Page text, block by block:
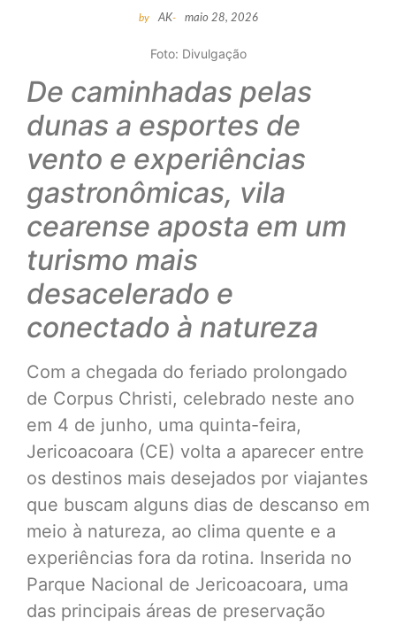
by AK- maio 28, 2026
Foto: Divulgação
De caminhadas pelas
dunas a esportes de
vento e experiências
gastronômicas, vila
cearense aposta em um
turismo mais
desacelerado e
conectado à natureza
Com a chegada do feriado prolongado
de Corpus Christi, celebrado neste ano
em 4 de junho, uma quinta-feira,
Jericoacoara (CE) volta a aparecer entre
os destinos mais desejados por viajantes
que buscam alguns dias de descanso em
meio à natureza, ao clima quente e a
experiências fora da rotina. Inserida no
Parque Nacional de Jericoacoara, uma
das principais áreas de preservação